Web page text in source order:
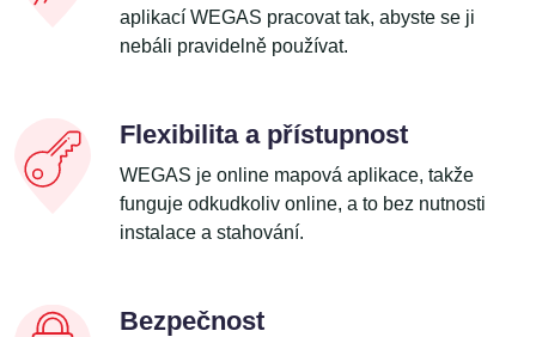
aplikací WEGAS pracovat tak, abyste se ji
nebáli pravidelně používat.
Flexibilita a přístupnost
WEGAS je online mapová aplikace, takže
funguje odkudkoliv online, a to bez nutnosti
instalace a stahování.
Bezpečnost